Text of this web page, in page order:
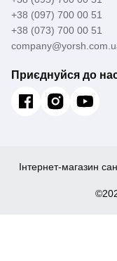
+38 (097) 700 00 51
+38 (073) 700 00 51
Приєднуйся до
Інтернет-магазин